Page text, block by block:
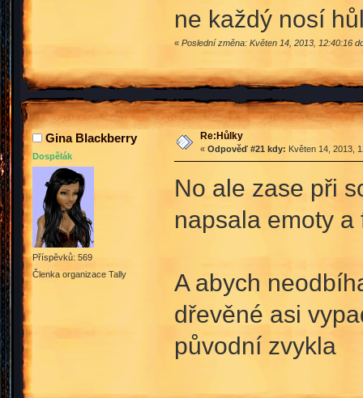
ne každý nosí
« Poslední změna: Květen 14, 2013, 12:40:16
Gina Blackberry
Dospělák
Příspěvků: 569
Členka organizace Tally
Re:Hůlky
« Odpověď #21 kdy: Květen 14, 2013,
No ale zase při
napsala emoty
A abych
dřevěné asi
původní zvykla